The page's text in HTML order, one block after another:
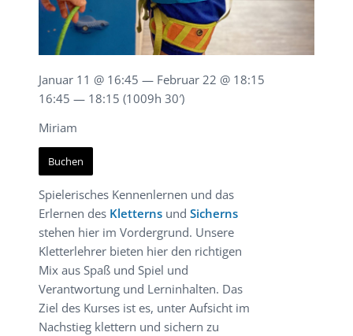
Spielerisches Kennenlernen und das
Erlernen des Kletternsund Sicherns
stehen hier im Vordergrund. Unsere
Kletterlehrer bieten hier den richtigen
Mix aus Spaß und Spiel und
Verantwortung und Lerninhalten. Das
Ziel des Kurses ist es, unter Aufsicht im
Nachstieg klettern und sichern zu
Januar 11 @ 16:45 — Februar 22 @ 18:15
16:45 — 18:15 (1009h 30′)
Miriam
Buchen